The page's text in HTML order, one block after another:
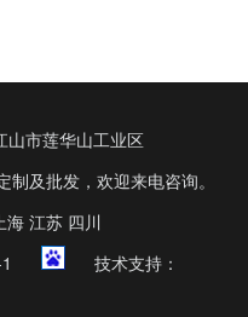
山市莲华山工业区
及批发，欢迎来电咨询。
江苏 四川
技术支持：